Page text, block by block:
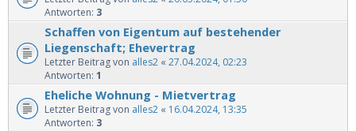
Antworten: 3
Schaffen von Eigentum auf bestehender
Liegenschaft; Ehevertrag
Letzter Beitrag von alles2 « 27.04.2024, 02:23
Antworten: 1
Eheliche Wohnung - Mietvertrag
Letzter Beitrag von alles2 « 16.04.2024, 13:35
Antworten: 3